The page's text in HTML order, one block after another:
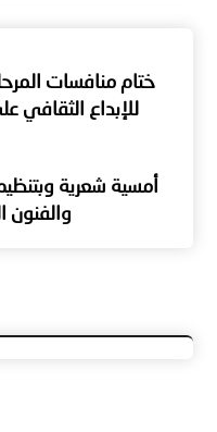
ختام منافسات
للإبداع
أمسية شعرية
والفنون